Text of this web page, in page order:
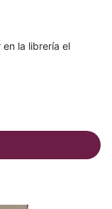
la librería el